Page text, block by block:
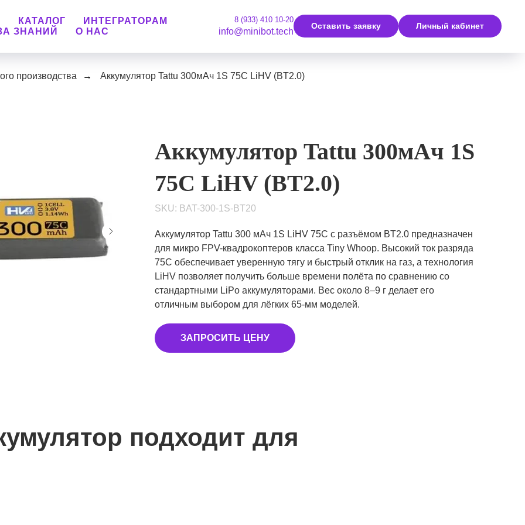
КАТАЛОГ
ИНТЕГРАТОРАМ
ЗНАНИЙ
О НАС
8 (933) 410 10-20
info@minibot.tech
Оставить заявку Личный кабинет
производства → Аккумулятор Tattu 300мАч 1S 75C LiHV (BT2.0)
Аккумулятор Tattu 300мАч 1S
75C LiHV (BT2.0)
SKU: BAT-300-1S-BT20
Аккумулятор Tattu 300 мАч 1S LiHV 75C с разъёмом BT2.0 предназначен
для микро FPV-квадрокоптеров класса Tiny Whoop. Высокий ток разряда
75C обеспечивает уверенную тягу и быстрый отклик на газ, а технология
LiHV позволяет получить больше времени полёта по сравнению со
стандартными LiPo аккумуляторами. Вес около 8–9 г делает его
отличным выбором для лёгких 65-мм моделей.
ЗАПРОСИТЬ ЦЕНУ
подходит для